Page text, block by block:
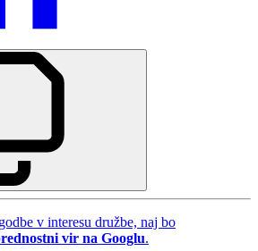
v interesu družbe, naj bo
vir na Googlu.